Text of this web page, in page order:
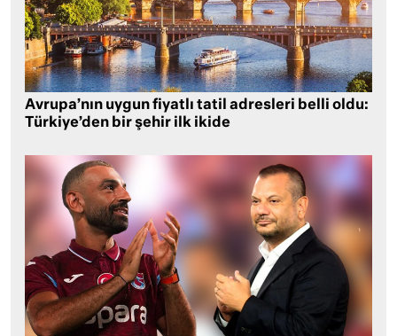
Avrupa’nın uygun fiyatlı tatil adresleri belli oldu:
Türkiye’den bir şehir ilk ikide